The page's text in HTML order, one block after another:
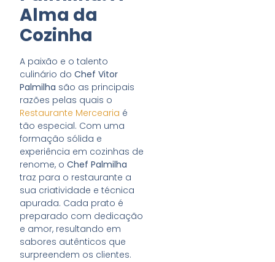
Alma da
Cozinha
A paixão e o talento
culinário doChef Vitor
Palmilha são as principais
razões pelas quais o
Restaurante Mercearia é
tão especial. Com uma
formação sólida e
experiência em cozinhas de
renome, oChef Palmilha
traz para o restaurante a
sua criatividade e técnica
apurada. Cada prato é
preparado com dedicação
e amor, resultando em
sabores autênticos que
surpreendem os clientes.